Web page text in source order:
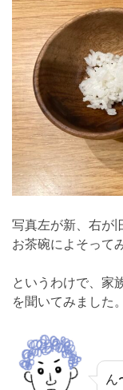
写真左が新、右が
お茶碗によそって
というわけで、家
を聞いてみました。
ん